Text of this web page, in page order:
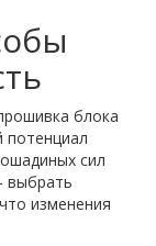
блока
потенциал
сил
выбрать
изменения